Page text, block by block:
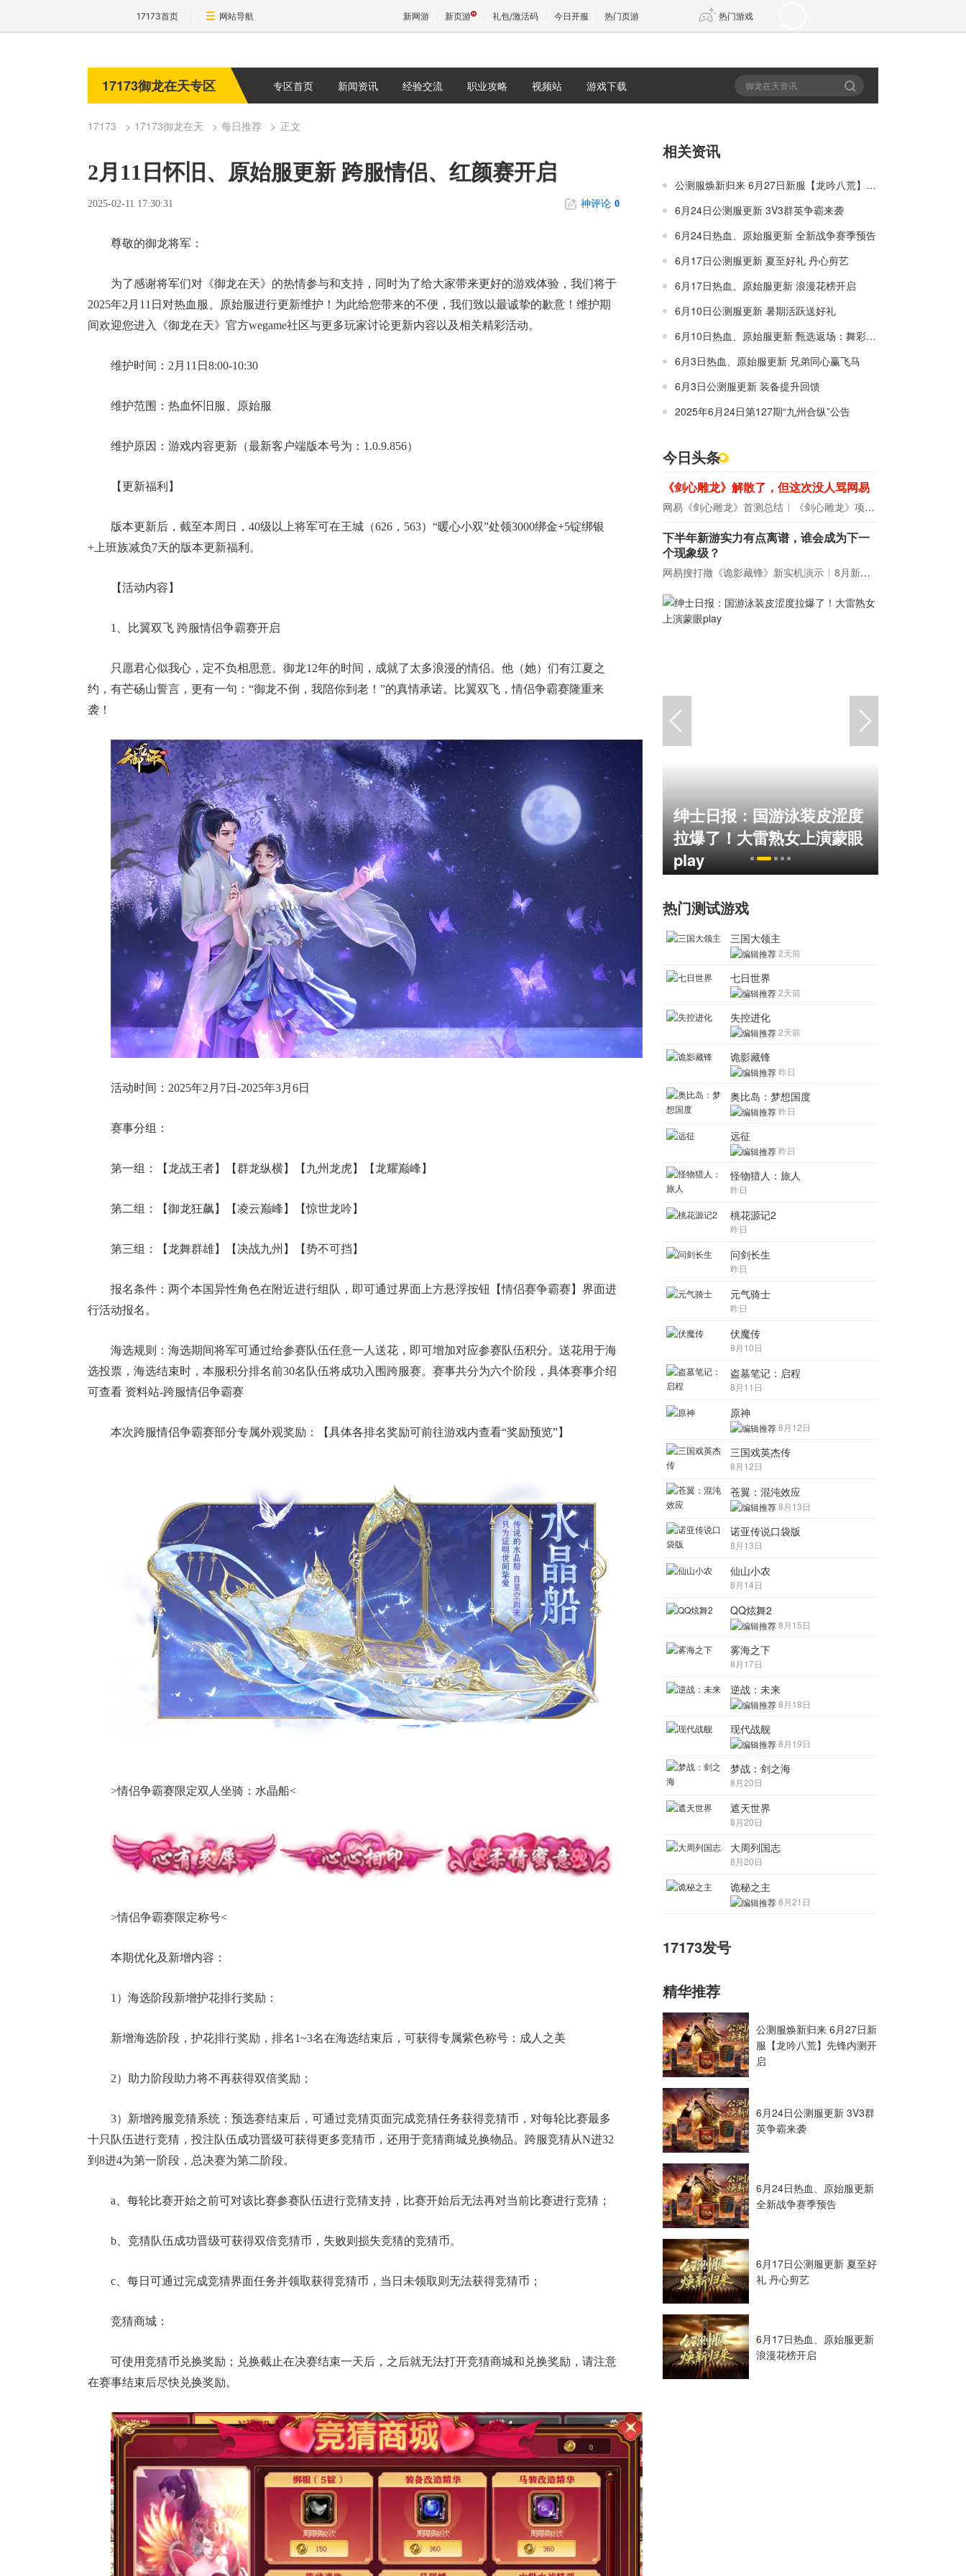
17173首页 网站导航 新网游 新页游 礼包/激活码 今日开服 热门页游 热门游戏
魔兽 传奇4
17173御龙在天专区 专区首页 新闻资讯 经验交流 职业攻略 视频站 游戏下载
17173 17173御龙在天 每日推荐 正文
2月11日怀旧、原始服更新 跨服情侣、红颜赛开启
2025-02-11 17:30:31 神评论 0
尊敬的御龙将军：
为了感谢将军们对《御龙在天》的热情参与和支持，同时为了给大家带来更好的游戏体验，我们将于
2025年2月11日对热血服、原始服进行更新维护！为此给您带来的不便，我们致以最诚挚的歉意！维护期
间欢迎您进入《御龙在天》官方wegame社区与更多玩家讨论更新内容以及相关精彩活动。
维护时间：2月11日8:00-10:30
维护范围：热血怀旧服、原始服
维护原因：游戏内容更新（最新客户端版本号为：1.0.9.856）
【更新福利】
版本更新后，截至本周日，40级以上将军可在王城（626，563）“暖心小双”处领3000绑金+5锭绑银
+上班族减负7天的版本更新福利。
【活动内容】
1、比翼双飞 跨服情侣争霸赛开启
只愿君心似我心，定不负相思意。御龙12年的时间，成就了太多浪漫的情侣。他（她）们有江夏之
约，有芒砀山誓言，更有一句：“御龙不倒，我陪你到老！”的真情承诺。比翼双飞，情侣争霸赛隆重来
袭！
活动时间：2025年2月7日-2025年3月6日
赛事分组：
第一组：【龙战王者】【群龙纵横】【九州龙虎】【龙耀巅峰】
第二组：【御龙狂飙】【凌云巅峰】【惊世龙吟】
第三组：【龙舞群雄】【决战九州】【势不可挡】
报名条件：两个本国异性角色在附近进行组队，即可通过界面上方悬浮按钮【情侣赛争霸赛】界面进
行活动报名。
海选规则：海选期间将军可通过给参赛队伍任意一人送花，即可增加对应参赛队伍积分。送花用于海
选投票，海选结束时，本服积分排名前30名队伍将成功入围跨服赛。赛事共分为六个阶段，具体赛事介绍
可查看 资料站-跨服情侣争霸赛
本次跨服情侣争霸赛部分专属外观奖励：【具体各排名奖励可前往游戏内查看“奖励预览”】
>情侣争霸赛限定双人坐骑：水晶船<
>情侣争霸赛限定称号<
本期优化及新增内容：
1）海选阶段新增护花排行奖励：
新增海选阶段，护花排行奖励，排名1~3名在海选结束后，可获得专属紫色称号：成人之美
2）助力阶段助力将不再获得双倍奖励；
3）新增跨服竞猜系统：预选赛结束后，可通过竞猜页面完成竞猜任务获得竞猜币，对每轮比赛最多
十只队伍进行竞猜，投注队伍成功晋级可获得更多竞猜币，还用于竞猜商城兑换物品。跨服竞猜从N进32
到8进4为第一阶段，总决赛为第二阶段。
a、每轮比赛开始之前可对该比赛参赛队伍进行竞猜支持，比赛开始后无法再对当前比赛进行竞猜；
b、竞猜队伍成功晋级可获得双倍竞猜币，失败则损失竞猜的竞猜币。
c、每日可通过完成竞猜界面任务并领取获得竞猜币，当日未领取则无法获得竞猜币；
竞猜商城：
可使用竞猜币兑换奖励；兑换截止在决赛结束一天后，之后就无法打开竞猜商城和兑换奖励，请注意
在赛事结束后尽快兑换奖励。
相关资讯
公测服焕新归来 6月27日新服【龙吟八荒】先锋内测开启
6月24日公测服更新 3V3群英争霸来袭
6月24日热血、原始服更新 全新战争赛季预告
6月17日公测服更新 夏至好礼 丹心剪艺
6月17日热血、原始服更新 浪漫花榜开启
6月10日公测服更新 暑期活跃送好礼
6月10日热血、原始服更新 甄选返场：舞彩绸光
6月3日热血、原始服更新 兄弟同心赢飞马
6月3日公测服更新 装备提升回馈
2025年6月24日第127期“九州合纵”公告
今日头条
《剑心雕龙》解散了，但这次没人骂网易
网易《剑心雕龙》首测总结 《剑心雕龙》项目宣布解散
下半年新游实力有点离谱，谁会成为下一
个现象级？
网易搜打撤《诡影藏锋》新实机演示 8月新游前瞻：《诡秘之主》领衔
17周年庆典 争霸赛大区火
爆开启
一看吓一跳：雷死人不偿命
的囧图集（1171）
绅士日报：国游泳装皮涩度
拉爆了！大雷熟女上演蒙眼
play
热门测试游戏
三国大领主
2天前
七日世界
2天前
失控进化
2天前
诡影藏锋
昨日
奥比岛：梦想国度
昨日
远征
昨日
怪物猎人：旅人
昨日
桃花源记2
昨日
问剑长生
昨日
元气骑士
昨日
伏魔传
8月10日
盗墓笔记：启程
8月11日
原神
8月12日
三国戏英杰传
8月12日
苍翼：混沌效应
8月13日
诺亚传说口袋版
8月13日
仙山小农
8月14日
QQ炫舞2
8月15日
雾海之下
8月17日
逆战：未来
8月18日
现代战舰
8月19日
梦战：剑之海
8月20日
遮天世界
8月20日
大周列国志
8月20日
诡秘之主
8月21日
17173发号
精华推荐
公测服焕新归来 6月27日新
服【龙吟八荒】先锋内测开
启
6月24日公测服更新 3V3群
英争霸来袭
6月24日热血、原始服更新
全新战争赛季预告
6月17日公测服更新 夏至好
礼 丹心剪艺
6月17日热血、原始服更新
浪漫花榜开启